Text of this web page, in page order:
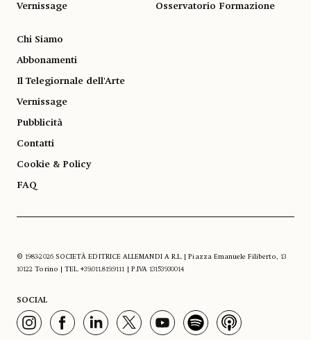
Vernissage Osservatorio Formazione
Chi Siamo
Abbonamenti
Il Telegiornale dell'Arte
Vernissage
Pubblicità
Contatti
Cookie & Policy
FAQ
© 1983-2026 SOCIETÀ EDITRICE ALLEMANDI A R.L. | Piazza Emanuele Filiberto, 13
10122 Torino | TEL. +39.011.819.9111 | P.IVA 13153930014
SOCIAL